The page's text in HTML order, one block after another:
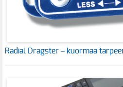
Radial Dragster – kuormaa